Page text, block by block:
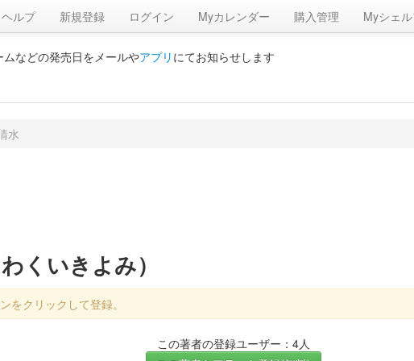
ヘルプ 新規登録 ログイン Myカレンダー 購入管理 Myシェル
などの発売日をメールやアプリ にてお知らせします
水
わくいきよみ）
をクリックして登録。
この著者の登録ユーザー：4人